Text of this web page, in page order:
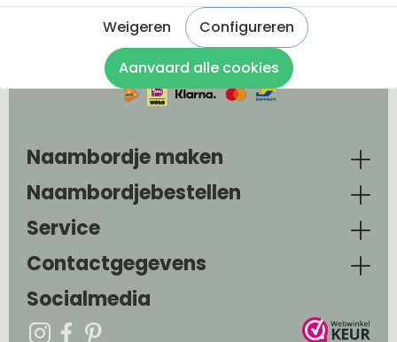
Maak jouw unieke naambordje bij
Naambordjebestellen.nl onderdeel van
Morizo Design!
Naambordje maken
Naambordjebestellen
Service
Contactgegevens
Socialmedia
Weigeren
Configureren
Aanvaard alle cookies